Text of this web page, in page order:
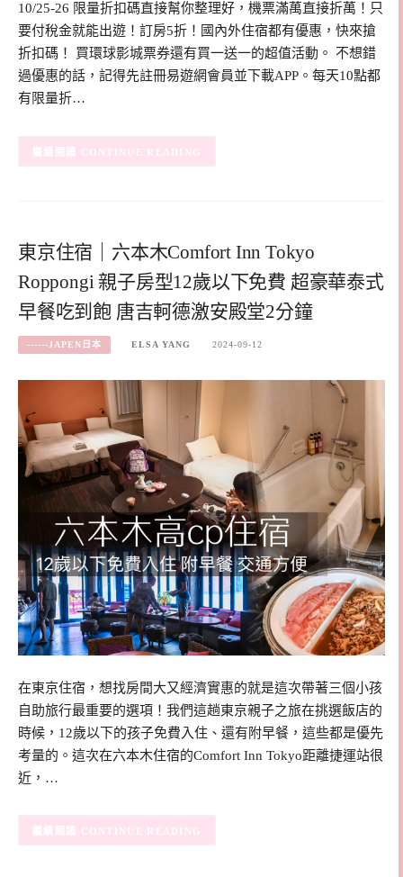
10/25-26 限量折扣碼直接幫你整理好，機票滿萬直接折萬！只
要付稅金就能出遊！訂房5折！國內外住宿都有優惠，快來搶
折扣碼！ 買環球影城票券還有買一送一的超值活動。 不想錯
過優惠的話，記得先註冊易遊網會員並下載APP。每天10點都
有限量折…
CONTINUE READING
東京住宿｜六本木Comfort Inn Tokyo
Roppongi 親子房型12歲以下免費 超豪華泰式
早餐吃到飽 唐吉軻德激安殿堂2分鐘
------JAPEN日本 ELSA YANG 2024-09-12
在東京住宿，想找房間大又經濟實惠的就是這次帶著三個小孩
自助旅行最重要的選項！我們這趟東京親子之旅在挑選飯店的
時候，12歲以下的孩子免費入住、還有附早餐，這些都是優先
考量的。這次在六本木住宿的Comfort Inn Tokyo距離捷運站很
近，…
CONTINUE READING